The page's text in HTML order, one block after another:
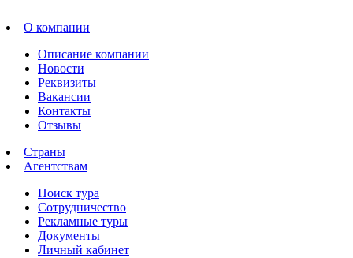
О компании
Описание компании
Новости
Реквизиты
Вакансии
Контакты
Отзывы
Страны
Агентствам
Поиск тура
Сотрудничество
Рекламные туры
Документы
Личный кабинет